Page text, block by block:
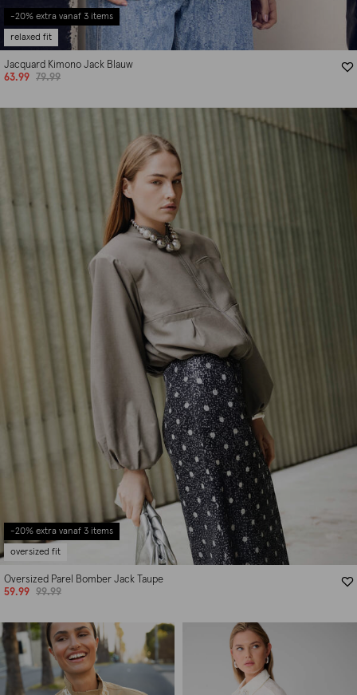
-20% extra vanaf 3 items
relaxed fit
Jacquard Kimono Jack Blauw
63.99
79.99
-20% extra vanaf 3 items
oversized fit
Oversized Parel Bomber Jack Taupe
59.99
99.99